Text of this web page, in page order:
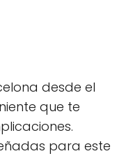
desde el
que te
para este